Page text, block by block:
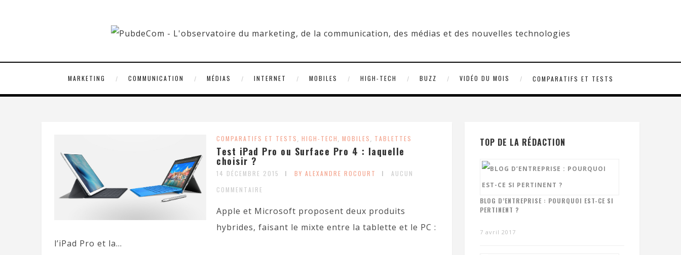
MARKETING COMMUNICATION MÉDIAS INTERNET MOBILES HIGH-TECH BUZZ VIDÉO DU MOIS COMPARATIFS ET TESTS
COMPARATIFS ET TESTS, HIGH-TECH, MOBILES, TABLETTES
Test iPad Pro ou Surface Pro 4 : laquelle
choisir ?
14 DÉCEMBRE 2015 BY ALEXANDRE ROCOURT
AUCUN
COMMENTAIRE
Apple et Microsoft proposent deux produits
hybrides, faisant le mixte entre la tablette et le PC :
l’iPad Pro et la...
TOP DE LA RÉDACTION
BLOG D’ENTREPRISE : POURQUOI EST-CE SI
PERTINENT ?
7 avril 2017